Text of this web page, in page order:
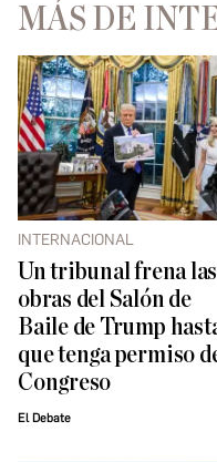
MÁS DE
INTERNACIONAL
Un tribunal frena las
obras del Salón de
Baile de Trump
que tenga permiso
Congreso
El Debate